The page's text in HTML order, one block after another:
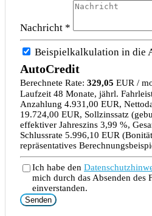
Nachricht *
Beispielkalkulation in die
AutoCredit
Berechnete Rate: 329,05 EUR /
Laufzeit 48 Monate, jährl.
Anzahlung 4.931,00 EUR,
19.724,00 EUR, Sollzinssatz
effektiver Jahreszins 3,99 %,
Schlussrate 5.996,10 EUR
repräsentatives
Ich habe den
mich durch das Absenden des
einverstanden.
Senden